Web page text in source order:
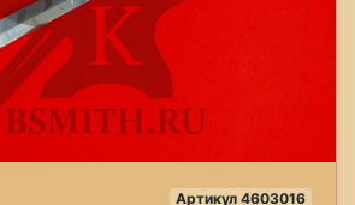
Артикул 4603016